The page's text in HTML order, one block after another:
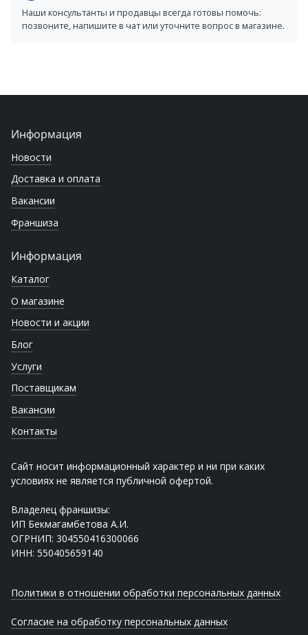
Наши консультанты и продавцы всегда готовы помочь:
позвоните, напишите в чат или уточните вопрос в магазине.
Информация
Новости
Доставка и оплата
Вакансии
Франшиза
Информация
Каталог
О магазине
Новости и акции
Блог
Услуги
Поставщикам
Вакансии
Контакты
Сайт носит информационный характер и ни при каких
условиях не является публичной офертой.
Владелец франшизы:
ИП Бекмагамбетова А.И.
ОГРНИП: 304550416300066
ИНН: 550405659140
Политики в отношении обработки персональных данных
Согласие на обработку персональных данных